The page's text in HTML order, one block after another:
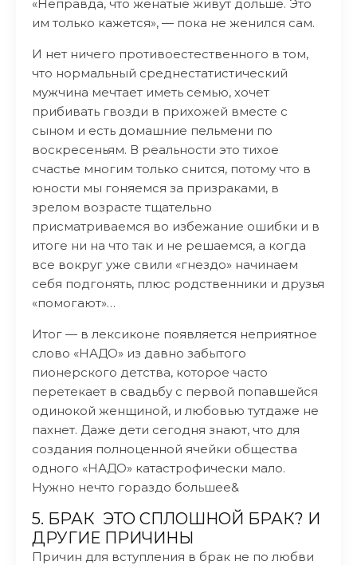
«Неправда, что женатые живут дольше. Это
им только кажется», — пока не женился сам.
И нет ничего противоестественного в том,
что нормальный среднестатистический
мужчина мечтает иметь семью, хочет
прибивать гвозди в прихожей вместе с
сыном и есть домашние пельмени по
воскресеньям. В реальности это тихое
счастье многим только снится, потому что в
юности мы гоняемся за призраками, в
зрелом возрасте тщательно
присматриваемся во избежание ошибки и в
итоге ни на что так и не решаемся, а когда
все вокруг уже свили «гнездо» начинаем
себя подгонять, плюс родственники и друзья
«помогают»…
Итог — в лексиконе появляется неприятное
слово «НАДО» из давно забытого
пионерского детства, которое часто
перетекает в свадьбу с первой попавшейся
одинокой женщиной, и любовью тутдаже не
пахнет. Даже дети сегодня знают, что для
создания полноценной ячейки общества
одного «НАДО» катастрофически мало.
Нужно нечто гораздо большее&
5. БРАК ЭТО СПЛОШНОЙ БРАК? И
ДРУГИЕ ПРИЧИНЫ
Причин для вступления в брак не по любви